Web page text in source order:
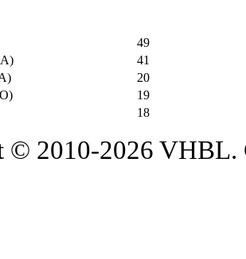
49
41
20
19
18
© 2010-2026 VHBL.